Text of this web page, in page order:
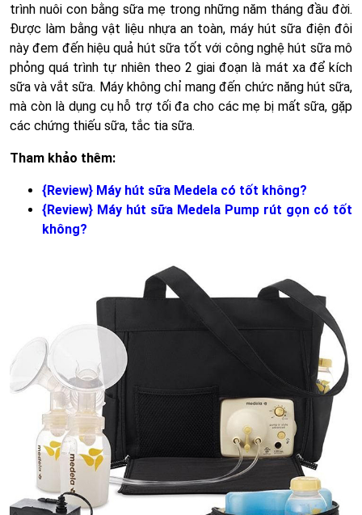
trình nuôi con bằng sữa mẹ trong những năm tháng đầu đời.
Được làm bằng vật liệu nhựa an toàn, máy hút sữa điện đôi
này đem đến hiệu quả hút sữa tốt với công nghệ hút sữa mô
phỏng quá trình tự nhiên theo 2 giai đoạn là mát xa để kích
sữa và vắt sữa. Máy không chỉ mang đến chức năng hút sữa,
mà còn là dụng cụ hỗ trợ tối đa cho các mẹ bị mất sữa, gặp
các chứng thiếu sữa, tắc tia sữa.
Tham khảo thêm:
{Review} Máy hút sữa Medela có tốt không?
{Review} Máy hút sữa Medela Pump rút gọn có tốt
không?